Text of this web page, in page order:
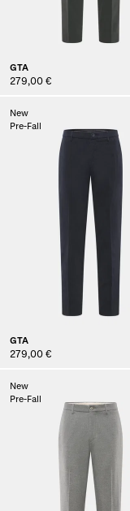
GTA
279,00 €
New
Pre-Fall
GTA
279,00 €
New
Pre-Fall